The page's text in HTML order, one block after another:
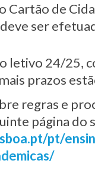
Cartão de
ser
letivo 24/25,
prazos
regras e
página do
pt/